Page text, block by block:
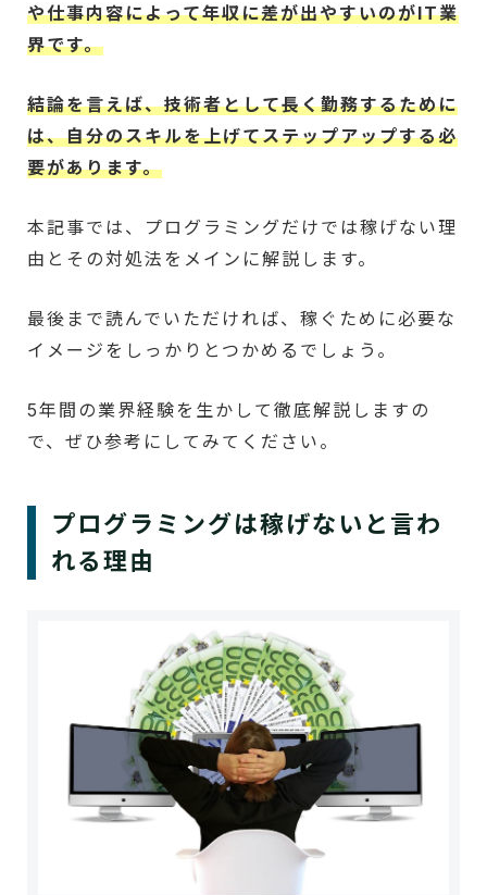
や仕事内容によって年収に差が出やすいのがIT業
界です。
結論を言えば、技術者として長く勤務するために
は、自分のスキルを上げてステップアップする必
要があります。
本記事では、プログラミングだけでは稼げない理
由とその対処法をメインに解説します。
最後まで読んでいただければ、稼ぐために必要な
イメージをしっかりとつかめるでしょう。
5年間の業界経験を生かして徹底解説しますの
で、ぜひ参考にしてみてください。
プログラミングは稼げないと言わ
れる理由